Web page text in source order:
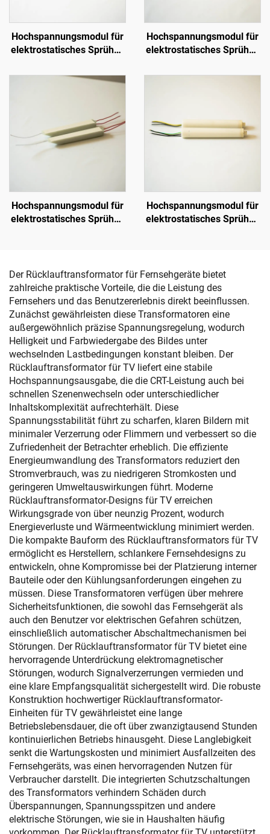
Hochspannungsmodul für
elektrostatisches Sprühen
Hochspannungsmodul für
elektrostatisches Sprühen
Hochspannungsmodul für
elektrostatisches Sprühen
Hochspannungsmodul für
elektrostatisches Sprühen
Der Rücklauftransformator für Fernsehgeräte bietet
zahlreiche praktische Vorteile, die die Leistung des
Fernsehers und das Benutzererlebnis direkt beeinflussen.
Zunächst gewährleisten diese Transformatoren eine
außergewöhnlich präzise Spannungsregelung, wodurch
Helligkeit und Farbwiedergabe des Bildes unter
wechselnden Lastbedingungen konstant bleiben. Der
Rücklauftransformator für TV liefert eine stabile
Hochspannungsausgabe, die die CRT-Leistung auch bei
schnellen Szenenwechseln oder unterschiedlicher
Inhaltskomplexität aufrechterhält. Diese
Spannungsstabilität führt zu scharfen, klaren Bildern mit
minimaler Verzerrung oder Flimmern und verbessert so die
Zufriedenheit der Betrachter erheblich. Die effiziente
Energieumwandlung des Transformators reduziert den
Stromverbrauch, was zu niedrigeren Stromkosten und
geringeren Umweltauswirkungen führt. Moderne
Rücklauftransformator-Designs für TV erreichen
Wirkungsgrade von über neunzig Prozent, wodurch
Energieverluste und Wärmeentwicklung minimiert werden.
Die kompakte Bauform des Rücklauftransformators für TV
ermöglicht es Herstellern, schlankere Fernsehdesigns zu
entwickeln, ohne Kompromisse bei der Platzierung interner
Bauteile oder den Kühlungsanforderungen eingehen zu
müssen. Diese Transformatoren verfügen über mehrere
Sicherheitsfunktionen, die sowohl das Fernsehgerät als
auch den Benutzer vor elektrischen Gefahren schützen,
einschließlich automatischer Abschaltmechanismen bei
Störungen. Der Rücklauftransformator für TV bietet eine
hervorragende Unterdrückung elektromagnetischer
Störungen, wodurch Signalverzerrungen vermieden und
eine klare Empfangsqualität sichergestellt wird. Die robuste
Konstruktion hochwertiger Rücklauftransformator-
Einheiten für TV gewährleistet eine lange
Betriebslebensdauer, die oft über zwanzigtausend Stunden
kontinuierlichen Betriebs hinausgeht. Diese Langlebigkeit
senkt die Wartungskosten und minimiert Ausfallzeiten des
Fernsehgeräts, was einen hervorragenden Nutzen für
Verbraucher darstellt. Die integrierten Schutzschaltungen
des Transformators verhindern Schäden durch
Überspannungen, Spannungsspitzen und andere
elektrische Störungen, wie sie in Haushalten häufig